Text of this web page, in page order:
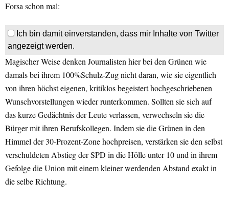
Forsa schon mal:
Ich bin damit einverstanden, dass mir Inhalte von Twitter
angezeigt werden.
Magischer Weise denken Journalisten hier bei den Grünen wie
damals bei ihrem 100%Schulz-Zug nicht daran, wie sie eigentlich
von ihren höchst eigenen, kritiklos begeistert hochgeschriebenen
Wunschvorstellungen wieder runterkommen. Sollten sie sich auf
das kurze Gedächtnis der Leute verlassen, verwechseln sie die
Bürger mit ihren Berufskollegen. Indem sie die Grünen in den
Himmel der 30-Prozent-Zone hochpreisen, verstärken sie den selbst
verschuldeten Abstieg der SPD in die Hölle unter 10 und in ihrem
Gefolge die Union mit einem kleiner werdenden Abstand exakt in
die selbe Richtung.